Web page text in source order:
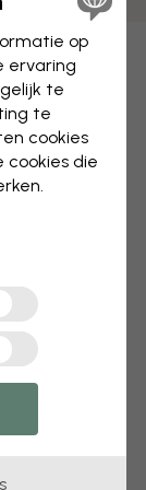
om het
op
ervaring
te
te
cookies
die